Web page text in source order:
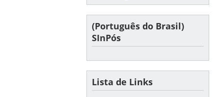
(Português do Brasil)
SInPós
Lista de Links